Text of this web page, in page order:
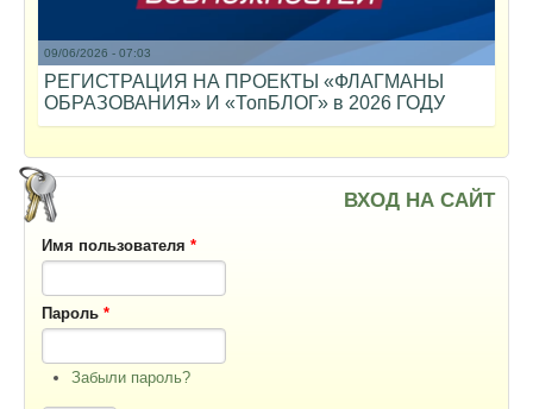
09/06/2026 - 07:03
РЕГИСТРАЦИЯ НА ПРОЕКТЫ «ФЛАГМАНЫ
ОБРАЗОВАНИЯ» И «ТопБЛОГ» в 2026 ГОДУ
ВХОД НА САЙТ
Имя пользователя *
Пароль *
Забыли пароль?